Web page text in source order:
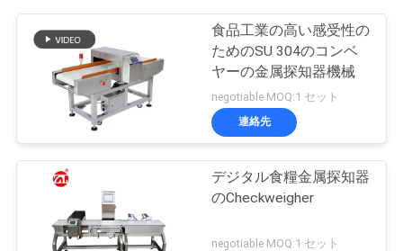
食品工業の高い感受性の
ためのSU 304のコンベ
ヤーの金属探知器機械
negotiable MOQ:1 セット
連絡先
デジタル食糧金属探知器
のCheckweigher
negotiable MOQ:1 セット